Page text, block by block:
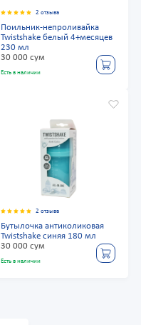
2 отзыва
Поильник-непроливайка
Twistshake белый 4+месяцев
230 мл
30 000 сум
Есть в наличии
2 отзыва
Бутылочка антиколиковая
Twistshake синяя 180 мл
30 000 сум
Есть в наличии